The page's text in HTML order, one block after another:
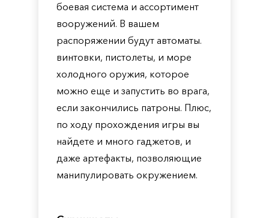
боевая система и ассортимент
вооружений. В вашем
распоряжении будут автоматы.
винтовки, пистолеты, и море
холодного оружия, которое
можно еще и запустить во врага,
если закончились патроны. Плюс,
по ходу прохождения игры вы
найдете и много гаджетов, и
даже артефакты, позволяющие
манипулировать окружением.